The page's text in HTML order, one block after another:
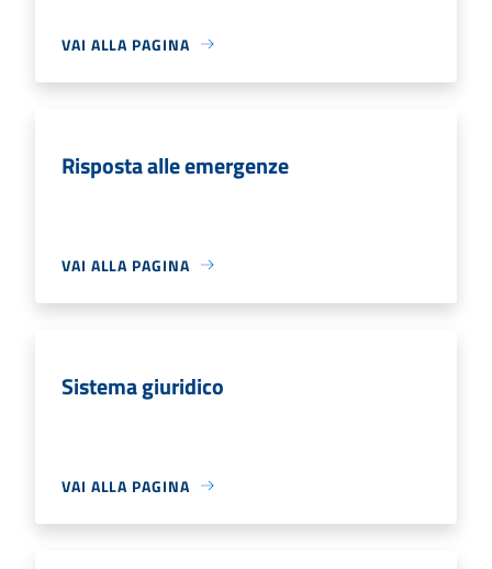
VAI ALLA PAGINA
Risposta alle emergenze
VAI ALLA PAGINA
Sistema giuridico
VAI ALLA PAGINA